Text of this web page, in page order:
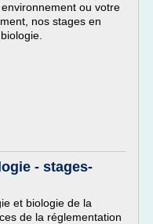
ou votre
nos stages en
- stages-
et biologie de la
de la réglementation